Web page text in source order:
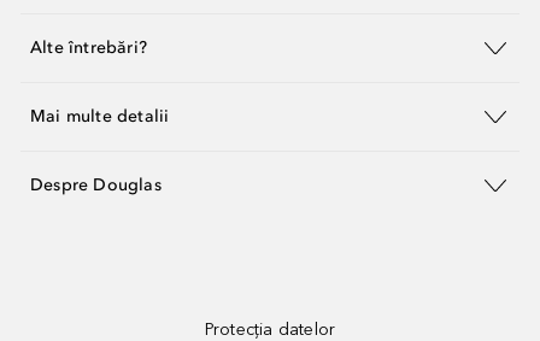
Alte întrebări?
Mai multe detalii
Despre Douglas
Protecția datelor